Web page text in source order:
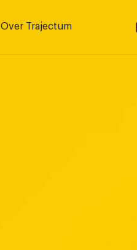
Over Trajectum